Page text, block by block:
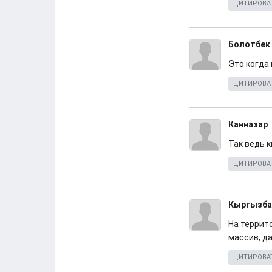
Болотбек
Это
Канназар
Так ведь
На
массив,